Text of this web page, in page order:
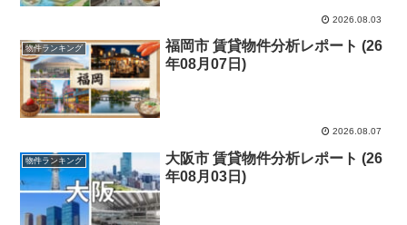
2026.08.03
物件ランキング
福岡市 賃貸物件分析レポート (26
年08月07日)
2026.08.07
物件ランキング
大阪市 賃貸物件分析レポート (26
年08月03日)